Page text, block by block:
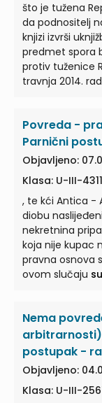
što je tužena Republike Hrvatska dužna priznati i trpjeti
da podnositelj na temelju
knjizi izvrši
predmet spora
protiv tuženice Republike
uknjižbu prava
1200 m 2 u,
pok. oca Ljube
Povreda -
Parnični
Objavljeno:
Klasa: U-III-
, te kći Antica - Antula Kapusta) provela materijalnu
diobu naslijeđenih
nekretnina
koja nije kupac niti se ističe ili
pravna osnova
ovom slučaju
ugovora nisu
predmetne nekretnine oni su
pravnu osnovu
ne i samo pravo
preinačiti pobijane presude i odbiti, kao neosnovan,
navedeni
Nema
postupak -
Objavljeno:
Klasa: U-III-